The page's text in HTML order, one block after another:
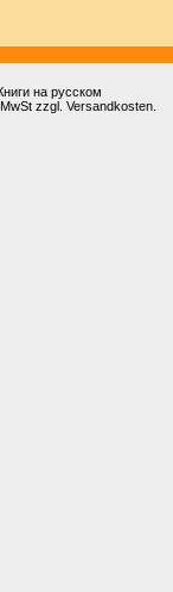
на русском
zzgl. Versandkosten.